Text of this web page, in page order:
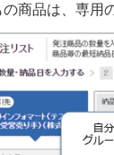
の商品は、専用